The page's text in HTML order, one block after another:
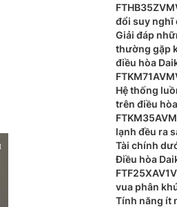
đổi suy nghĩ
Giải đáp
thường gặp
điều hòa
Hệ thống
trên điều
lạnh đều ra
Tài chính
Điều hòa
vua phân
Tính năng ít